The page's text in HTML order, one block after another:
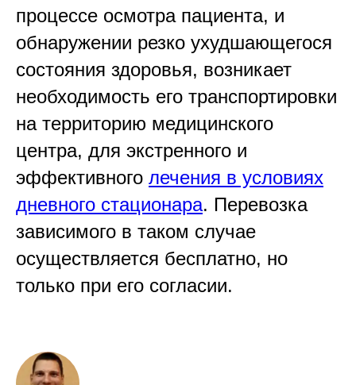
процессе осмотра пациента, и
обнаружении резко ухудшающегося
состояния здоровья, возникает
необходимость его транспортировки
на территорию медицинского
центра, для экстренного и
эффективного лечения в условиях
дневного стационара. Перевозка
зависимого в таком случае
осуществляется бесплатно, но
только при его согласии.